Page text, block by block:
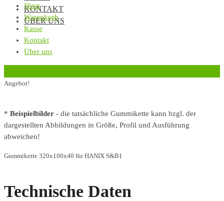
KONTAKT
ÜBER UNS
Shop
Warenkorb
Kasse
Kontakt
Über uns
Angebot!
* Beispielbilder - die tatsächliche Gummikette kann bzgl. der
dargestellten Abbildungen in Größe, Profil und Ausführung
abweichen!
Gummikette 320x100x40 für HANIX S&B1
Technische Daten